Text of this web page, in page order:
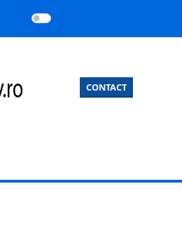
CONTACT